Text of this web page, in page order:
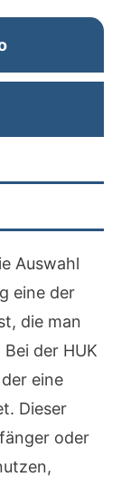
Auswahl
eine der
die man
der HUK
eine
Dieser
oder